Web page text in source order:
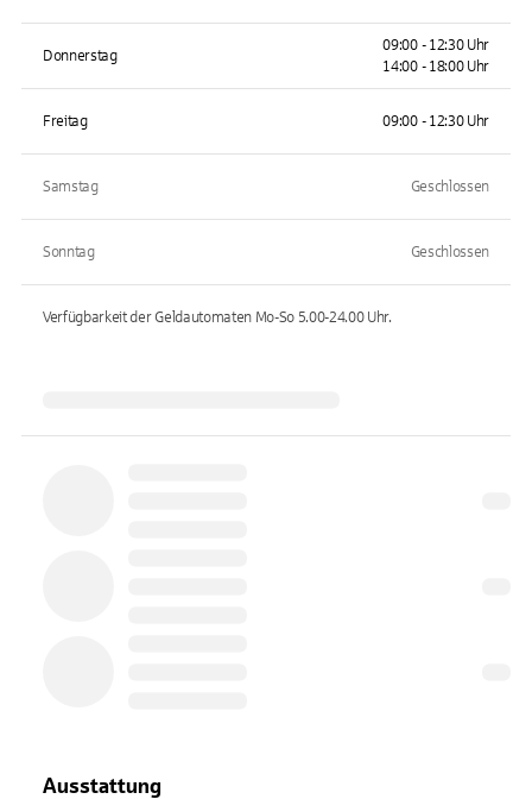
Donnerstag
09:00 - 12:30 Uhr
14:00 - 18:00 Uhr
Freitag 09:00 - 12:30 Uhr
Samstag Geschlossen
Sonntag Geschlossen
Verfügbarkeit der Geldautomaten Mo-So 5.00-24.00Uhr.
Ausstattung